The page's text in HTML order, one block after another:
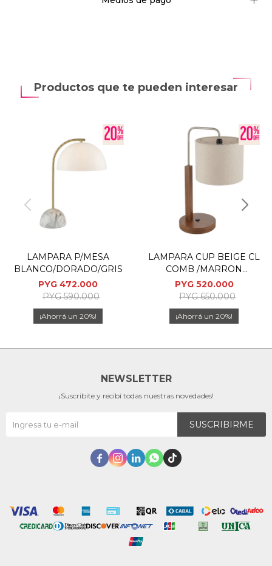
Productos que te pueden interesar
LAMPARA P/MESA
BLANCO/DORADO/GRIS
PYG 472.000
PYG 590.000
20
LAMPARA CUP BEIGE CL
COMB /MARRON
P/MESA
PYG 520.000
PYG 650.000
20
NEWSLETTER
¡Suscribite y recibí todas nuestras novedades!
SUSCRIBIRME
    